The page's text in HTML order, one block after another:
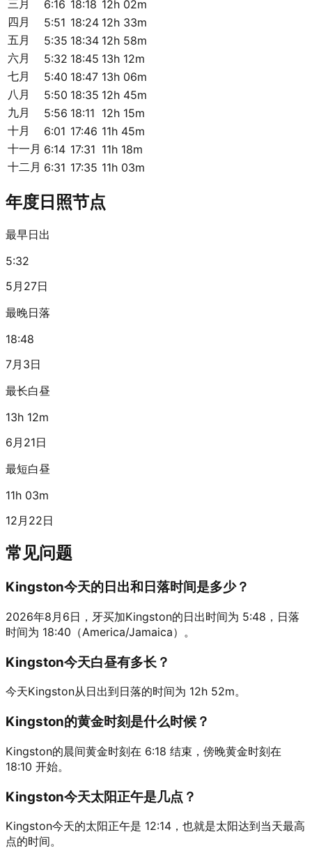
三月 6:16 18:18 12h 02m
四月
5:51 18:24 12h 33m
五月
5:35 18:34 12h 58m
六月
5:32 18:45 13h 12m
七月
5:40 18:47 13h 06m
八月
5:50 18:35 12h 45m
九月
5:56 18:11 12h 15m
十月
6:01 17:46 11h 45m
十一月 6:14 17:31 11h 18m
十二月 6:31 17:35 11h 03m
年度日照节点
最早日出
5:32
5月27日
最晚日落
18:48
7月3日
最长白昼
13h 12m
6月21日
最短白昼
11h 03m
12月22日
常见问题
Kingston今天的日出和日落时间是多少？
2026年8月6日，牙买加Kingston的日出时间为 5:48，日落
时间为 18:40（America/Jamaica）。
Kingston今天白昼有多长？
今天Kingston从日出到日落的时间为 12h 52m。
Kingston的黄金时刻是什么时候？
Kingston的晨间黄金时刻在 6:18 结束，傍晚黄金时刻在
18:10 开始。
Kingston今天太阳正午是几点？
Kingston今天的太阳正午是 12:14，也就是太阳达到当天最高
点的时间。